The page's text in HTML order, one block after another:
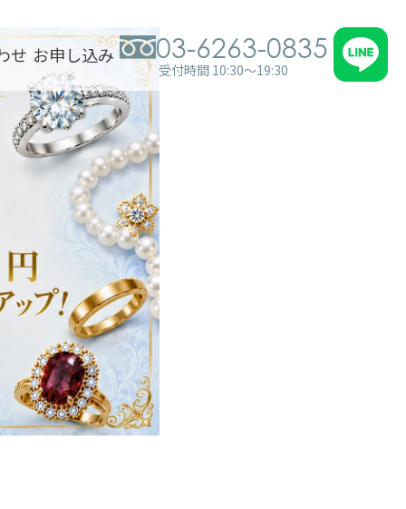
せ お申し込み 03-6263-0835
受付時間 10:30～19:30